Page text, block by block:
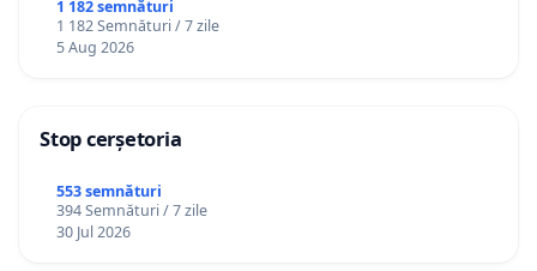
1 182 semnături
1 182 Semnături / 7 zile
5 Aug 2026
Stop cerșetoria
553 semnături
394 Semnături / 7 zile
30 Jul 2026